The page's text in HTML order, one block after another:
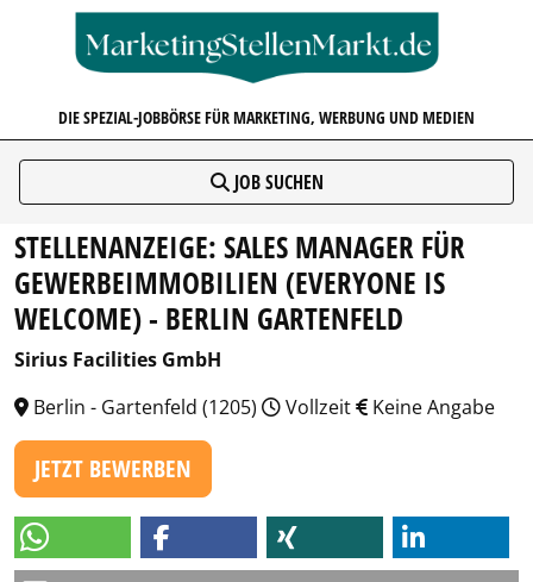
DIE SPEZIAL-JOBBÖRSE FÜR MARKETING, WERBUNG UND MEDIEN
JOB SUCHEN
STELLENANZEIGE: SALES MANAGER FÜR
GEWERBEIMMOBILIEN (EVERYONE IS
WELCOME) - BERLIN GARTENFELD
Sirius Facilities GmbH
Berlin - Gartenfeld (1205)
Vollzeit Keine Angabe
JETZT BEWERBEN